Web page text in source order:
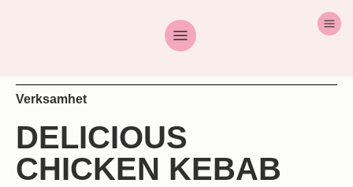
Verksamhet
DELICIOUS
CHICKEN KEBAB